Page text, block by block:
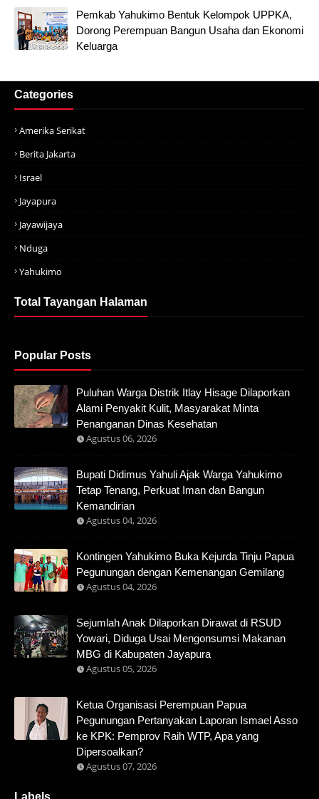
Pemkab Yahukimo Bentuk Kelompok UPPKA,
Dorong Perempuan Bangun Usaha dan Ekonomi
Keluarga
Categories
Amerika Serikat
Berita Jakarta
Israel
Jayapura
Jayawijaya
Nduga
Yahukimo
Total Tayangan Halaman
Popular Posts
Puluhan Warga Distrik Itlay Hisage Dilaporkan
Alami Penyakit Kulit, Masyarakat Minta
Penanganan Dinas Kesehatan
Agustus 06, 2026
Bupati Didimus Yahuli Ajak Warga Yahukimo
Tetap Tenang, Perkuat Iman dan Bangun
Kemandirian
Agustus 04, 2026
Kontingen Yahukimo Buka Kejurda Tinju Papua
Pegunungan dengan Kemenangan Gemilang
Agustus 04, 2026
Sejumlah Anak Dilaporkan Dirawat di RSUD
Yowari, Diduga Usai Mengonsumsi Makanan
MBG di Kabupaten Jayapura
Agustus 05, 2026
Ketua Organisasi Perempuan Papua
Pegunungan Pertanyakan Laporan Ismael Asso
ke KPK: Pemprov Raih WTP, Apa yang
Dipersoalkan?
Agustus 07, 2026
Labels